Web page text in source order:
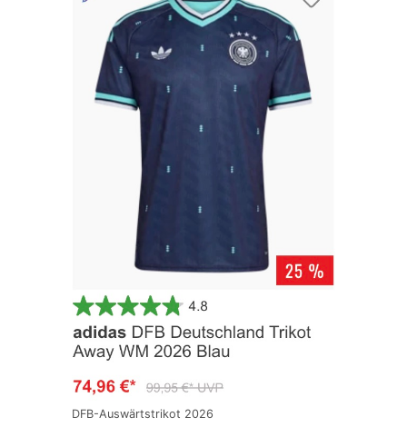
DFB-Auswärtstrikot 2026